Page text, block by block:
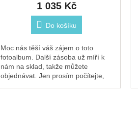
1 035 Kč
Do košíku
Moc nás těší váš zájem o toto
fotoalbum. Další zásoba už míří k
nám na sklad, takže můžete
objednávat. Jen prosím počítejte,